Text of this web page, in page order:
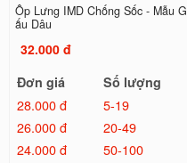
Ốp Lưng IMD Chống Sốc - Mẫu G
ấu Dâu
32.000 đ
Đơn giá
Số lượng
28.000 đ
5-19
26.000 đ
20-49
24.000 đ
50-100